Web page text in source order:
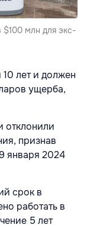
$100 млн для экс-
лет и должен
ущерба,
отклонили
признав
января 2024
срок в
работать в
5 лет